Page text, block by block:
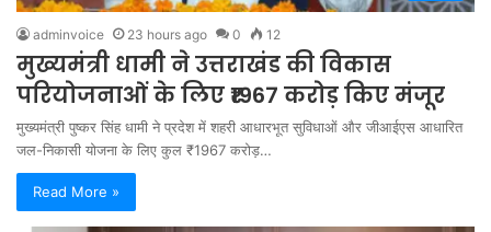
adminvoice 23 hours ago 0 12
मुख्यमंत्री धामी ने उत्तराखंड की विकास
परियोजनाओं के लिए ₹1967 करोड़ किए मंजूर
मुख्यमंत्री पुष्कर सिंह धामी ने प्रदेश में शहरी आधारभूत सुविधाओं और जीआईएस आधारित
जल-निकासी योजना के लिए कुल ₹1967 करोड़…
Read More »